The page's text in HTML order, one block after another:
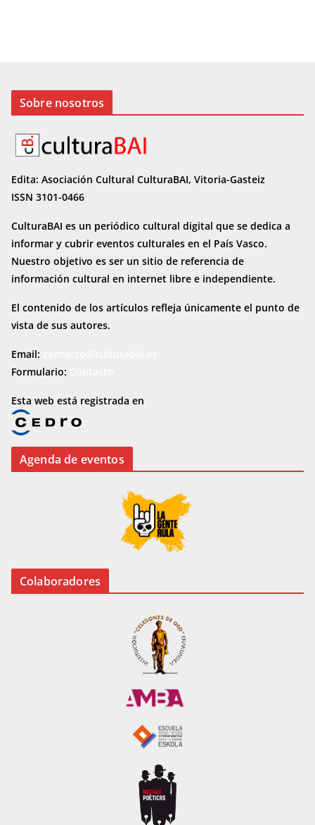
Sobre nosotros
Edita: Asociación Cultural CulturaBAI, Vitoria-Gasteiz
ISSN 3101-0466
CulturaBAI es un periódico cultural digital que se dedica a
informar y cubrir eventos culturales en el País Vasco.
Nuestro objetivo es ser un sitio de referencia de
información cultural en internet libre e independiente.
El contenido de los artículos refleja únicamente el punto de
vista de sus autores.
Email:
Formulario:
Esta web está registrada en
Agenda de eventos
Colaboradores